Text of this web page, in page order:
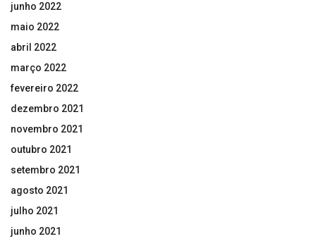
junho 2022
maio 2022
abril 2022
março 2022
fevereiro 2022
dezembro 2021
novembro 2021
outubro 2021
setembro 2021
agosto 2021
julho 2021
junho 2021